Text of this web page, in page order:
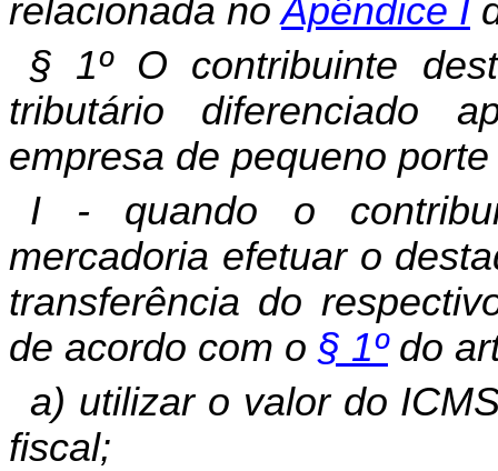
relacionada noApêndice I
§ 1º O contribuinte
tributário diferenciado
empresa de pequeno
I - quando o
mercadoria efetuar o
transferência do
de acordo com o§ 1ºdo
a) utilizar o valor do
fiscal;